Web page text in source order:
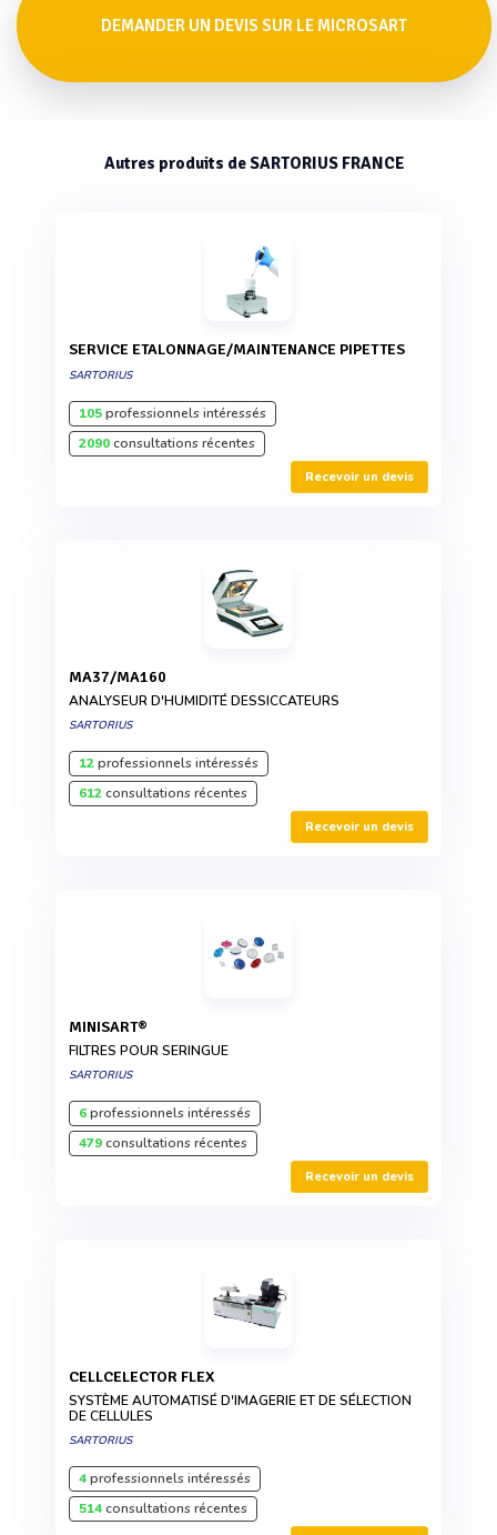
DEMANDER UN DEVIS SUR LE MICROSART
Autres produits de SARTORIUS FRANCE
SERVICE ETALONNAGE/MAINTENANCE PIPETTES
SARTORIUS
105professionnels intéressés
2090consultations récentes
Recevoir un devis
MA37/MA160
ANALYSEUR D'HUMIDITÉ DESSICCATEURS
SARTORIUS
12professionnels intéressés
612consultations récentes
Recevoir un devis
MINISART®
FILTRES POUR SERINGUE
SARTORIUS
6professionnels intéressés
479consultations récentes
Recevoir un devis
CELLCELECTOR FLEX
SYSTÈME AUTOMATISÉ D'IMAGERIE ET DE SÉLECTION
DE CELLULES
SARTORIUS
4professionnels intéressés
514consultations récentes